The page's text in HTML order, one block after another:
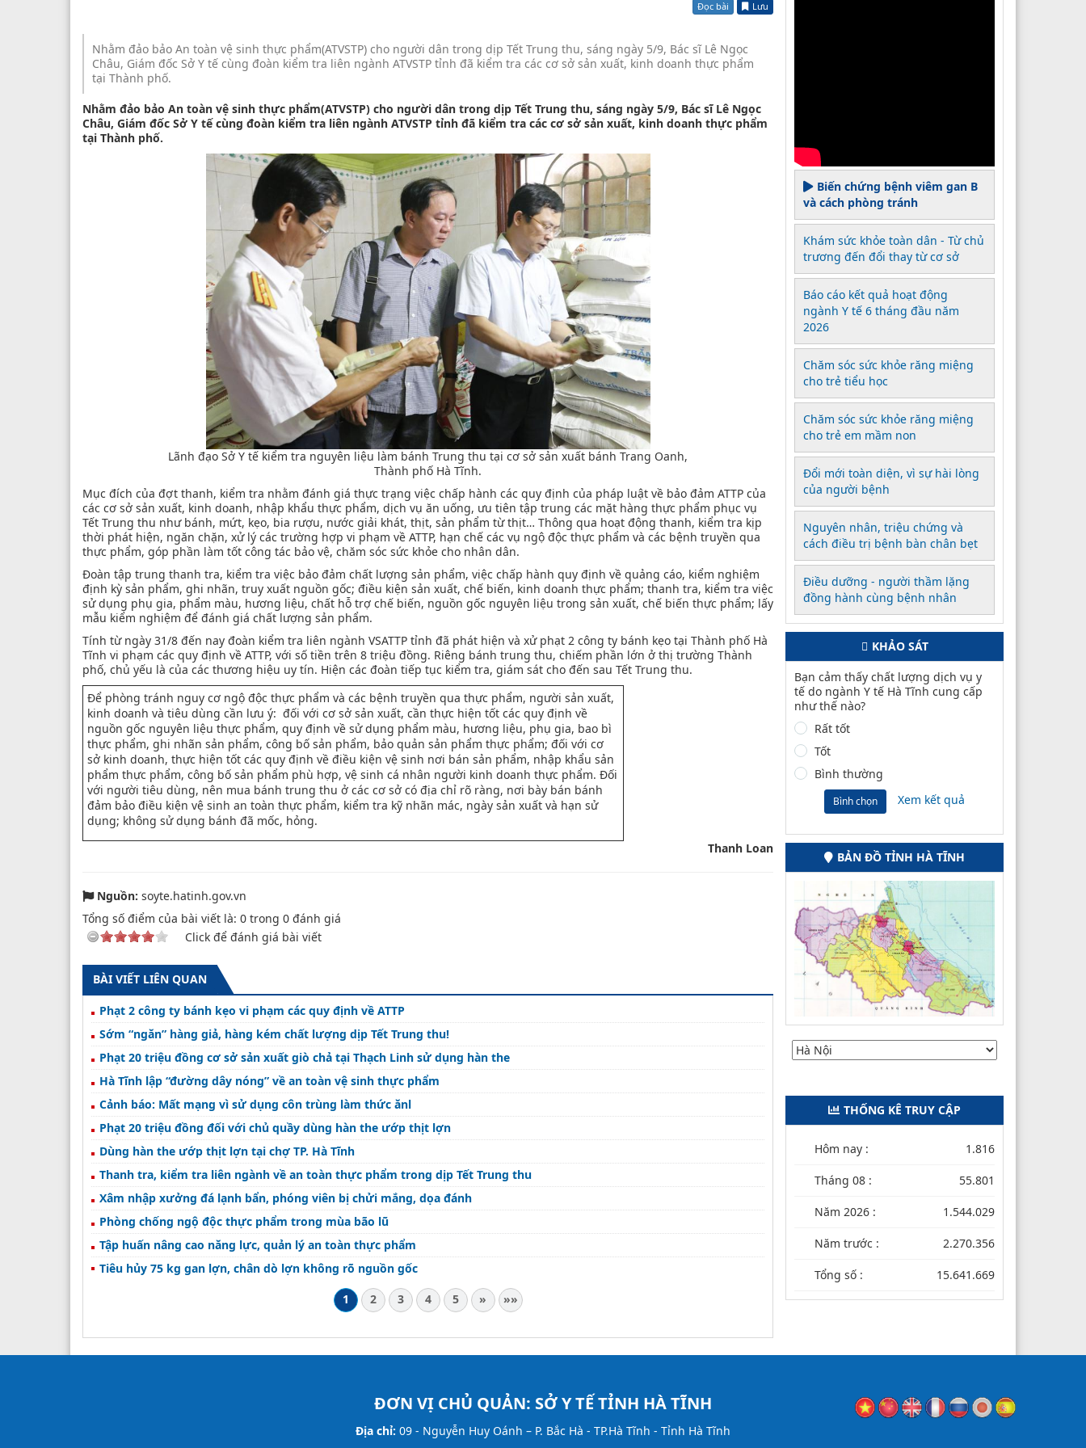
Đọc bài Lưu
Nhằm đảo bảo An toàn vệ sinh thực phẩm(ATVSTP) cho người dân trong dịp Tết Trung thu, sáng ngày 5/9, Bác sĩ Lê Ngọc
Châu, Giám đốc Sở Y tế cùng đoàn kiểm tra liên ngành ATVSTP tỉnh đã kiểm tra các cơ sở sản xuất, kinh doanh thực phẩm
tại Thành phố.
Nhằm đảo bảo An toàn vệ sinh thực phẩm(ATVSTP) cho người dân trong dịp Tết Trung thu, sáng ngày 5/9, Bác sĩ Lê Ngọc
Châu, Giám đốc Sở Y tế cùng đoàn kiểm tra liên ngành ATVSTP tỉnh đã kiểm tra các cơ sở sản xuất, kinh doanh thực phẩm
tại Thành phố.
Lãnh đạo Sở Y tế kiểm tra nguyên liệu làm bánh Trung thu tại cơ sở sản xuất bánh Trang Oanh,
Thành phố Hà Tĩnh.
Mục đích của đợt thanh, kiểm tra nhằm đánh giá thực trạng việc chấp hành các quy định của pháp luật về bảo đảm ATTP của
các cơ sở sản xuất, kinh doanh, nhập khẩu thực phẩm, dịch vụ ăn uống, ưu tiên tập trung các mặt hàng thực phẩm phục vụ
Tết Trung thu như bánh, mứt, kẹo, bia rượu, nước giải khát, thịt, sản phẩm từ thịt… Thông qua hoạt động thanh, kiểm tra kịp
thời phát hiện, ngăn chặn, xử lý các trường hợp vi phạm về ATTP, hạn chế các vụ ngộ độc thực phẩm và các bệnh truyền qua
thực phẩm, góp phần làm tốt công tác bảo vệ, chăm sóc sức khỏe cho nhân dân.
Đoàn tập trung thanh tra, kiểm tra việc bảo đảm chất lượng sản phẩm, việc chấp hành quy định về quảng cáo, kiểm nghiệm
định kỳ sản phẩm, ghi nhãn, truy xuất nguồn gốc; điều kiện sản xuất, chế biến, kinh doanh thực phẩm; thanh tra, kiểm tra việc
sử dụng phụ gia, phẩm màu, hương liệu, chất hỗ trợ chế biến, nguồn gốc nguyên liệu trong sản xuất, chế biến thực phẩm; lấy
mẫu kiểm nghiệm để đánh giá chất lượng sản phẩm.
Tính từ ngày 31/8 đến nay đoàn kiểm tra liên ngành VSATTP tỉnh đã phát hiện và xử phạt 2 công ty bánh kẹo tại Thành phố Hà
Tĩnh vi phạm các quy định về ATTP, với số tiền trên 8 triệu đồng. Riêng bánh trung thu, chiếm phần lớn ở thị trường Thành
phố, chủ yếu là của các thương hiệu uy tín. Hiện các đoàn tiếp tục kiểm tra, giám sát cho đến sau Tết Trung thu.
Để phòng tránh nguy cơ ngộ độc thực phẩm và các bệnh truyền qua thực phẩm, người sản xuất,
kinh doanh và tiêu dùng cần lưu ý: đối với cơ sở sản xuất, cần thực hiện tốt các quy định về
nguồn gốc nguyên liệu thực phẩm, quy định về sử dụng phẩm màu, hương liệu, phụ gia, bao bì
thực phẩm, ghi nhãn sản phẩm, công bố sản phẩm, bảo quản sản phẩm thực phẩm; đối với cơ
sở kinh doanh, thực hiện tốt các quy định về điều kiện vệ sinh nơi bán sản phẩm, nhập khẩu sản
phẩm thực phẩm, công bố sản phẩm phù hợp, vệ sinh cá nhân người kinh doanh thực phẩm. Đối
với người tiêu dùng, nên mua bánh trung thu ở các cơ sở có địa chỉ rõ ràng, nơi bày bán bánh
đảm bảo điều kiện vệ sinh an toàn thực phẩm, kiểm tra kỹ nhãn mác, ngày sản xuất và hạn sử
dụng; không sử dụng bánh đã mốc, hỏng.
Thanh Loan
Nguồn: soyte.hatinh.gov.vn
Tổng số điểm của bài viết là: 0 trong 0 đánh giá
Click để đánh giá bài viết
BÀI VIẾT LIÊN QUAN
Phạt 2 công ty bánh kẹo vi phạm các quy định về ATTP
Sớm “ngăn” hàng giả, hàng kém chất lượng dịp Tết Trung thu!
Phạt 20 triệu đồng cơ sở sản xuất giò chả tại Thạch Linh sử dụng hàn the
Hà Tĩnh lập “đường dây nóng” về an toàn vệ sinh thực phẩm
Cảnh báo: Mất mạng vì sử dụng côn trùng làm thức ănl
Phạt 20 triệu đồng đối với chủ quầy dùng hàn the ướp thịt lợn
Dùng hàn the ướp thịt lợn tại chợ TP. Hà Tĩnh
Thanh tra, kiểm tra liên ngành về an toàn thực phẩm trong dịp Tết Trung thu
Xâm nhập xưởng đá lạnh bẩn, phóng viên bị chửi mắng, dọa đánh
Phòng chống ngộ độc thực phẩm trong mùa bão lũ
Tập huấn nâng cao năng lực, quản lý an toàn thực phẩm
Tiêu hủy 75 kg gan lợn, chân dò lợn không rõ nguồn gốc
1
2 3 4 5 » »»
Biến chứng bệnh viêm gan B
và cách phòng tránh
Khám sức khỏe toàn dân - Từ chủ
trương đến đổi thay từ cơ sở
Báo cáo kết quả hoạt động
ngành Y tế 6 tháng đầu năm
2026
Chăm sóc sức khỏe răng miệng
cho trẻ tiểu học
Chăm sóc sức khỏe răng miệng
cho trẻ em mầm non
Đổi mới toàn diện, vì sự hài lòng
của người bệnh
Nguyên nhân, triệu chứng và
cách điều trị bệnh bàn chân bẹt
Điều dưỡng - người thầm lặng
đồng hành cùng bệnh nhân
KHẢO SÁT
Bạn cảm thấy chất lượng dịch vụ y
tế do ngành Y tế Hà Tĩnh cung cấp
như thế nào?
Rất tốt
Tốt
Bình thường
Bình chọn Xem kết quả
BẢN ĐỒ TỈNH HÀ TĨNH
THỐNG KÊ TRUY CẬP
Hôm nay : 1.816
Tháng 08 : 55.801
Năm 2026 : 1.544.029
Năm trước : 2.270.356
Tổng số : 15.641.669
ĐƠN VỊ CHỦ QUẢN: SỞ Y TẾ TỈNH HÀ TĨNH
Địa chỉ: 09 - Nguyễn Huy Oánh – P. Bắc Hà - TP.Hà Tĩnh - Tỉnh Hà Tĩnh